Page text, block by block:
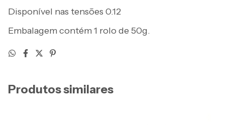
Disponível nas tensões 0.12
Embalagem contém 1 rolo de 50g.
Produtos similares